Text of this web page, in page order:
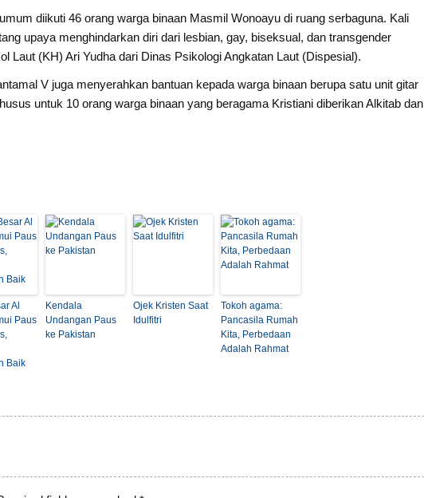
diikuti 46 orang warga binaan Masmil Wonoayu di ruang serbaguna. Kali
upaya menghindarkan diri dari lesbian, gay, biseksual, dan transgender
Laut (KH) Ari Yudha dari Dinas Psikologi Angkatan Laut (Dispesial).
V juga menyerahkan bantuan kepada warga binaan berupa satu unit gitar
untuk 10 orang warga binaan yang beragama Kristiani diberikan Alkitab dan
Al
Paus
Baik
Kendala
Undangan Paus
ke Pakistan
Ojek Kristen Saat
Idulfitri
Tokoh agama:
Pancasila Rumah
Kita, Perbedaan
Adalah Rahmat